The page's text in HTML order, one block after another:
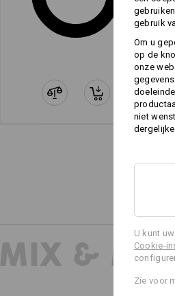
MIX &
gebruik
Om u
op de
onze
niet
U kunt
Cookie-
Zie voor